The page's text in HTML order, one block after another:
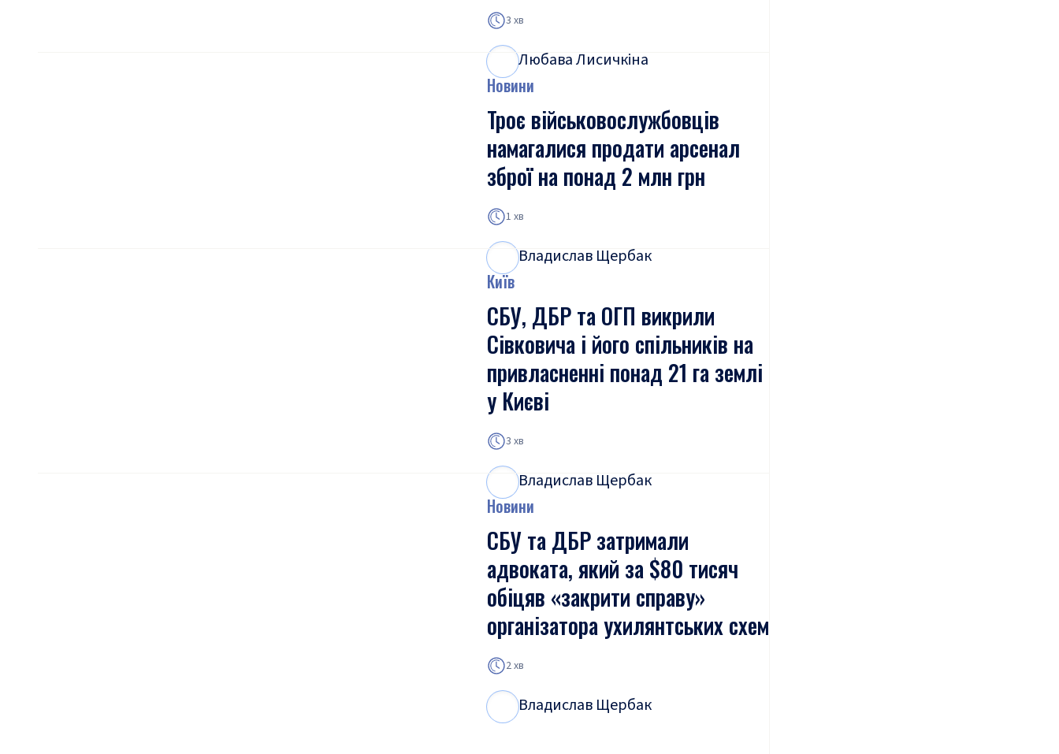
3 хв
Любава Лисичкіна
Новини
Троє військовослужбовців
намагалися продати арсенал
зброї на понад 2 млн грн
1 хв
Владислав Щербак
Київ
СБУ, ДБР та ОГП викрили
Сівковича і його спільників на
привласненні понад 21 га землі
у Києві
3 хв
Владислав Щербак
Новини
СБУ та ДБР затримали
адвоката, який за $80 тисяч
обіцяв «закрити справу»
організатора ухилянтських схем
2 хв
Владислав Щербак